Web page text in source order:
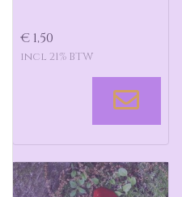
€ 1,50
incl 21% BTW